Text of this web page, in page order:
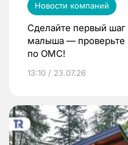
Новости компаний
Сделайте первый
малыша — проверьте
по ОМС!
13:10 / 23.07.26